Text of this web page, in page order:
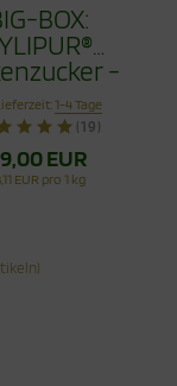
BOX:
-
Finnland
4,5Kg
1-4 Tage
(19)
EUR
EUR pro 1 kg